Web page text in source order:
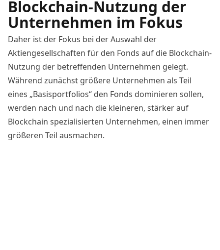
Blockchain-Nutzung der
Unternehmen im Fokus
Daher ist der Fokus bei der Auswahl der
Aktiengesellschaften für den Fonds auf die Blockchain-
Nutzung der betreffenden Unternehmen gelegt.
Während zunächst größere Unternehmen als Teil
eines „Basisportfolios“ den Fonds dominieren sollen,
werden nach und nach die kleineren, stärker auf
Blockchain spezialisierten Unternehmen, einen immer
größeren Teil ausmachen.